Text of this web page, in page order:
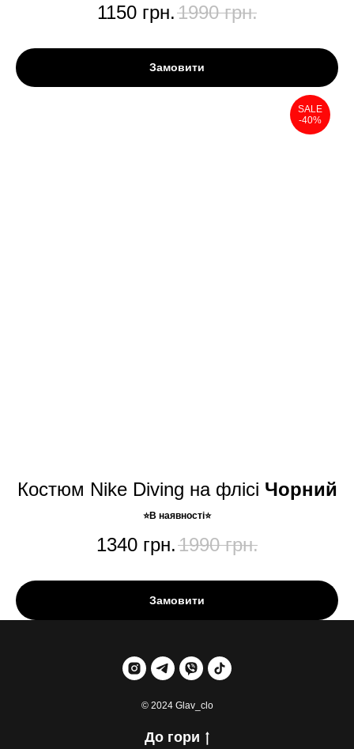
1150 грн.1990 грн.
Замовити
SALE
-40%
Костюм Nike Diving на флісі Чорний
⭐️В наявності⭐️
1340 грн.1990 грн.
Замовити
© 2024 Glav_clo
До гори